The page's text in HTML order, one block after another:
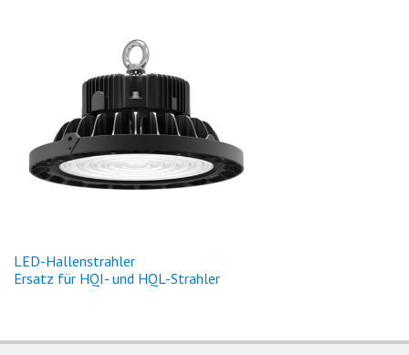
LED-Hallenstrahler
Ersatz für HQI- und HQL-Strahler